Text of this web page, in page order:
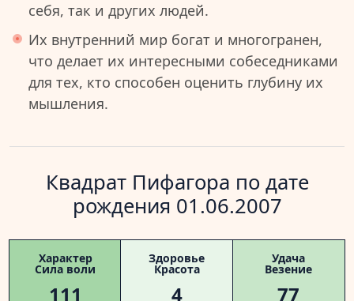
себя, так и других людей.
Их внутренний мир богат и многогранен,
что делает их интересными собеседниками
для тех, кто способен оценить глубину их
мышления.
Квадрат Пифагора по дате
рождения 01.06.2007
Характер
Сила воли
111
Здоровье
Красота
4
Удача
Везение
77